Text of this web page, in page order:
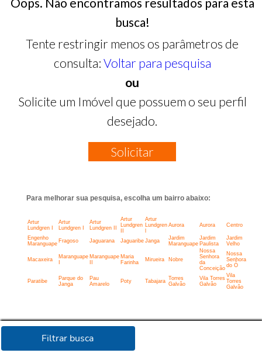
Filtrar busca
busca!
Tente restringir menos os parâmetros de
consulta: Voltar para pesquisa
ou
Solicite um Imóvel que possuem o seu perfil
desejado.
Solicitar
Para melhorar sua pesquisa, escolha um bairro abaixo:
Artur
Lundgren I
Artur
Lundgren I
Artur
Lundgren II
Artur
Lundgren
Artur
Lundgren Aurora Aurora Centro
Engenho
Maranguape Fragoso Jaguarana Jaguaribe Janga
Jardim
Maranguape
Jardim
Paulista
Jardim
Velho
Macaxeira
Maranguape Maranguape Maria
Farinha
Mirueira Nobre
Nossa
Senhora
da
Conceição
Nossa
Senhora
do Ó
Paratibe
Parque do
Janga
Pau
Amarelo
Poty Tabajara Torres
Galvão
Vila Torres
Galvão
Vila
Torres
Galvão